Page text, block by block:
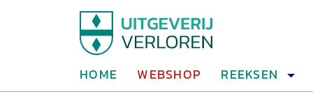
HOME WEBSHOP REEKSEN